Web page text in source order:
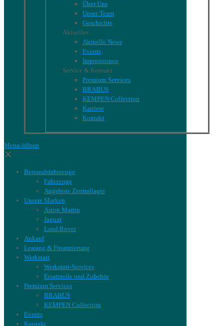
Über Uns
Unser Team
Geschichte
Aktuelles
Aktuelle News
Events
Impressionen
Service & Kontakt
Premium Services
BRABUS
KEMPEN Collection
Karriere
Kontakt
Menu öffnen
✕
Bestandsfahrzeuge
Fahrzeuge
Angebote Zentrallager
Unsere Marken
Aston Martin
Jaguar
Land Rover
Ankauf
Leasing & Finanzierung
Werkstatt
Werkstatt-Services
Ersatzteile und Zubehör
Premium Services
BRABUS
KEMPEN Collection
Events
Kontakt